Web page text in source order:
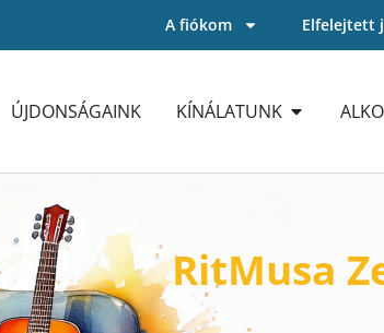
A fiókom Elfelejtett
ÚJDONSÁGAINK KÍNÁLATUNK
RitMusa